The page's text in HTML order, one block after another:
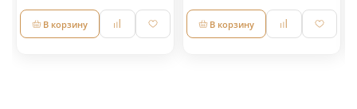
В корзину В корзину